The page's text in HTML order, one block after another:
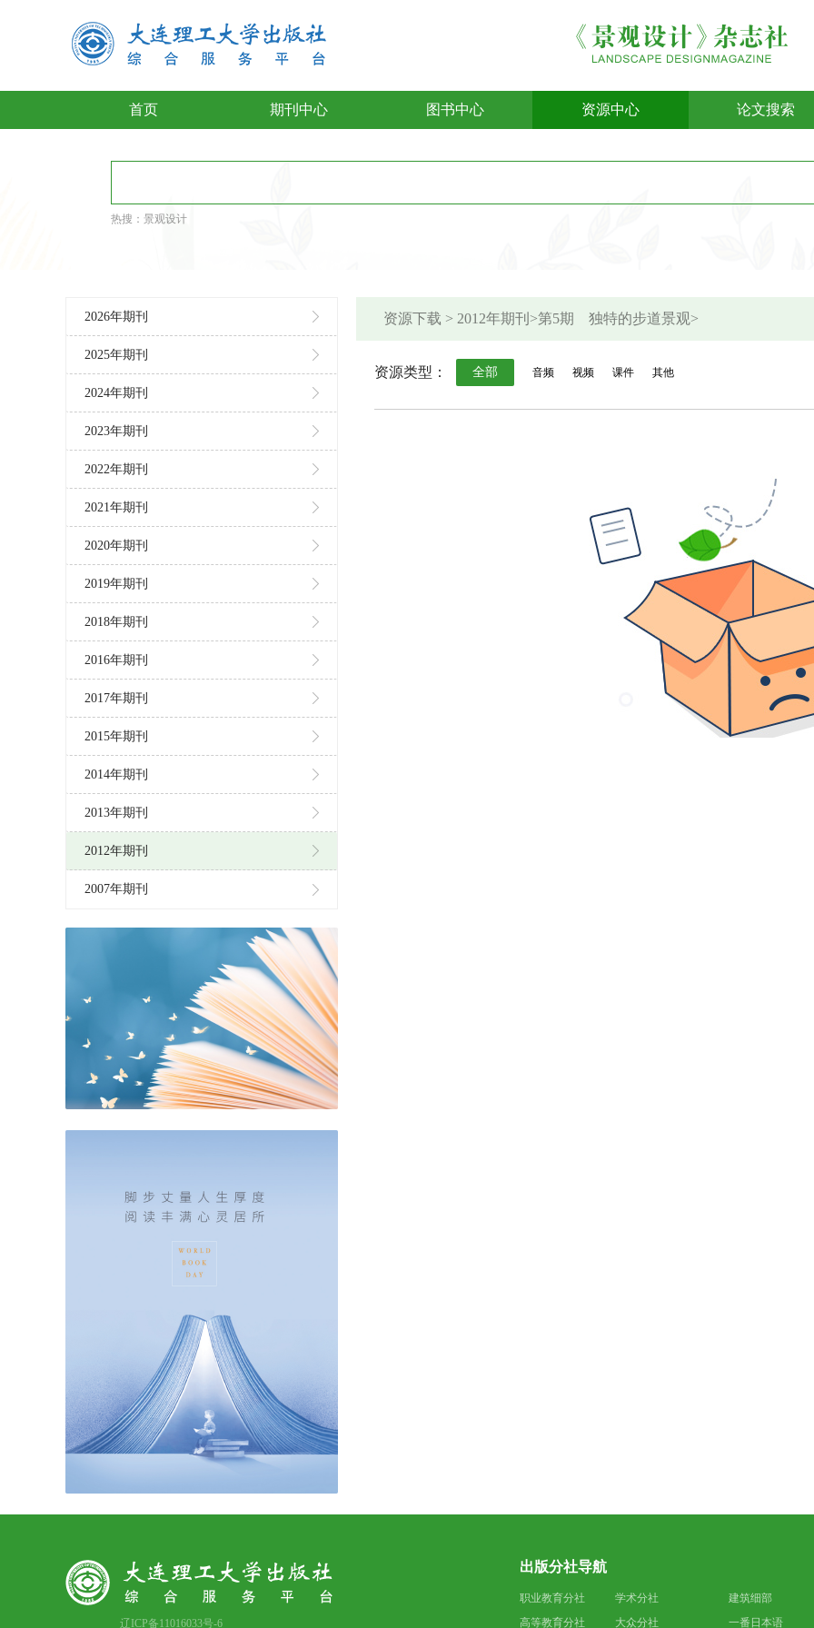
首页 期刊中心 图书中心 资源中心 论文搜索
热搜： 景观设计
2026年期刊
2025年期刊
2024年期刊
2023年期刊
2022年期刊
2021年期刊
2020年期刊
2019年期刊
2018年期刊
2016年期刊
2017年期刊
2015年期刊
2014年期刊
2013年期刊
2012年期刊
2007年期刊
资源下载 > 2012年期刊>第5期 独特的步道景观>
资源类型： 全部 音频 视频 课件 其他
辽ICP备11016033号-6
出版分社导航
职业教育分社
学术分社
高等教育分社
大众分社
建筑细部
一番日本语